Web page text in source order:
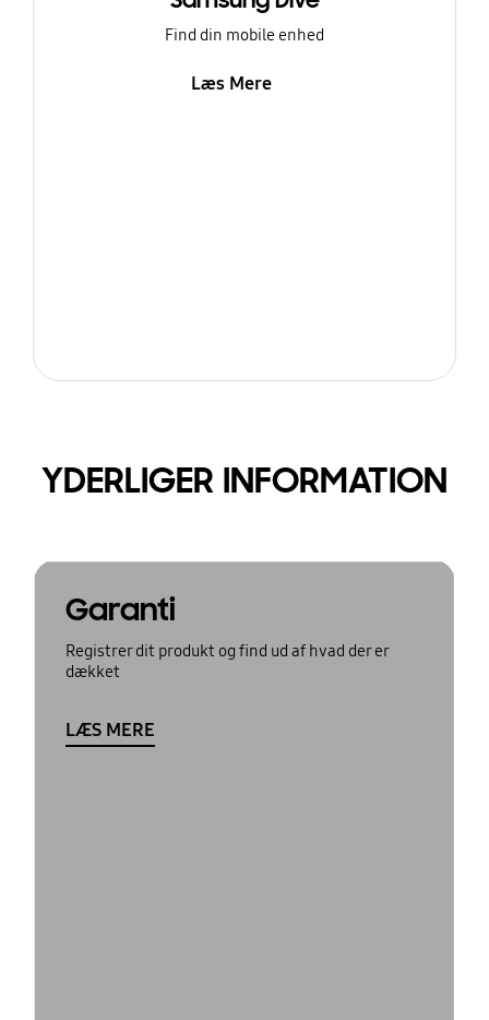
Find din mobile enhed
Læs Mere
YDERLIGER INFORMATION
Garanti
Registrer dit produkt og find ud af hvad der er
dækket
LÆS MERE